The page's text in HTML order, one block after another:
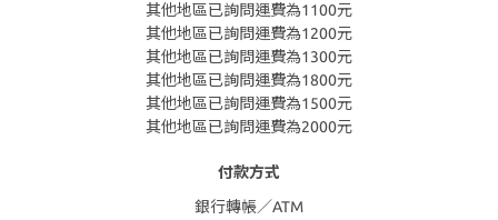
其他地區已詢問運費為1100元
其他地區已詢問運費為1200元
其他地區已詢問運費為1300元
其他地區已詢問運費為1800元
其他地區已詢問運費為1500元
其他地區已詢問運費為2000元
付款方式
銀行轉帳／ATM